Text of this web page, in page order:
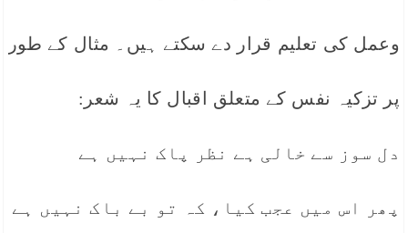
وعمل کی تعلیم قرار دے سکتے ہیں۔ مثال کے طور
پر تزکیہ نفس کے متعلق اقبال کا یہ شعر:
دل سوز سے خالی ہے نظر پاک نہیں ہے
پھر اس میں عجب کیا، کہ تو بے باک نہیں ہے